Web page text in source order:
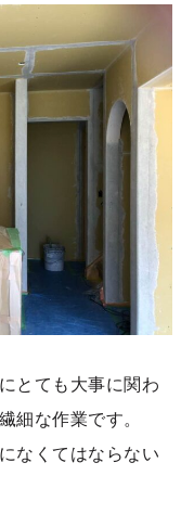
とても大事に関わ
細な作業です。
なくてはならない